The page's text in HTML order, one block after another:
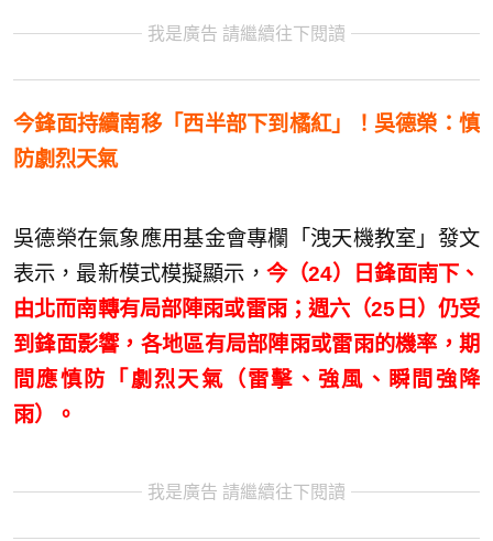
我是廣告 請繼續往下閱讀
今鋒面持續南移「西半部下到橘紅」！吳德榮：慎
防劇烈天氣
吳德榮在氣象應用基金會專欄「洩天機教室」發文
表示，最新模式模擬顯示， 今（24）日鋒面南下、
由北而南轉有局部陣雨或雷雨；週六（25日）仍受
到鋒面影響，各地區有局部陣雨或雷雨的機率，期
間應慎防「劇烈天氣（雷擊、強風、瞬間強降
雨）。
我是廣告 請繼續往下閱讀